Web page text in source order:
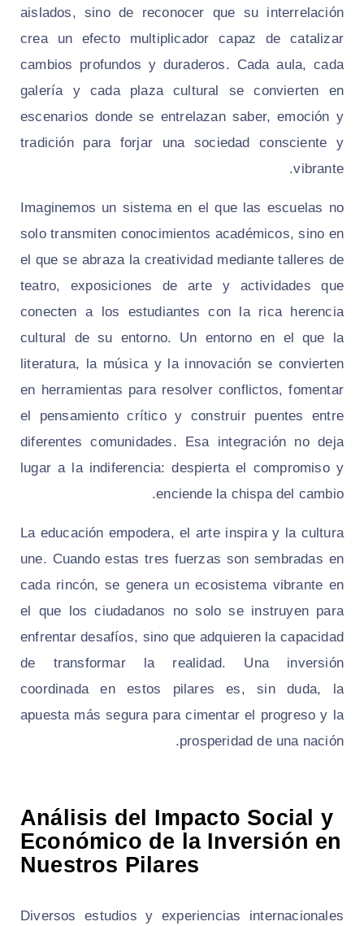
aislados, sino de reconocer que su interrelación
crea un efecto multiplicador capaz de catalizar
cambios profundos y duraderos. Cada aula, cada
galería y cada plaza cultural se convierten en
escenarios donde se entrelazan saber, emoción y
tradición para forjar una sociedad consciente y
vibrante.
Imaginemos un sistema en el que las escuelas no
solo transmiten conocimientos académicos, sino en
el que se abraza la creatividad mediante talleres de
teatro, exposiciones de arte y actividades que
conecten a los estudiantes con la rica herencia
cultural de su entorno. Un entorno en el que la
literatura, la música y la innovación se convierten
en herramientas para resolver conflictos, fomentar
el pensamiento crítico y construir puentes entre
diferentes comunidades. Esa integración no deja
lugar a la indiferencia: despierta el compromiso y
enciende la chispa del cambio.
La educación empodera, el arte inspira y la cultura
une. Cuando estas tres fuerzas son sembradas en
cada rincón, se genera un ecosistema vibrante en
el que los ciudadanos no solo se instruyen para
enfrentar desafíos, sino que adquieren la capacidad
de transformar la realidad. Una inversión
coordinada en estos pilares es, sin duda, la
apuesta más segura para cimentar el progreso y la
prosperidad de una nación.
Análisis del Impacto Social y
Económico de la Inversión en
Nuestros Pilares
Diversos estudios y experiencias internacionales